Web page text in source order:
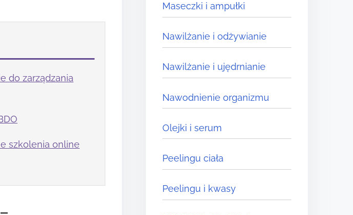
do zarządzania
szkolenia online
Maseczki i ampułki
Nawilżanie i odżywianie
Nawilżanie i ujędrnianie
Nawodnienie organizmu
Olejki i serum
Peelingu ciała
Peelingu i kwasy